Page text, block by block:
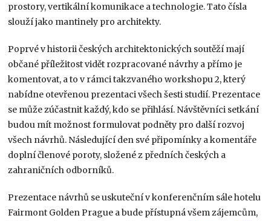
prostory, vertikální komunikace a technologie. Tato čísla
slouží jako mantinely pro architekty.
Poprvé v historii českých architektonických soutěží mají
občané příležitost vidět rozpracované návrhy a přímo je
komentovat, a to v rámci takzvaného workshopu 2, který
nabídne otevřenou prezentaci všech šesti studií. Prezentace
se může zúčastnit každý, kdo se přihlásí. Návštěvníci setkání
budou mít možnost formulovat podněty pro další rozvoj
všech návrhů. Následující den své připomínky a komentáře
doplní členové poroty, složené z předních českých a
zahraničních odborníků.
Prezentace návrhů se uskuteční v konferenčním sále hotelu
Fairmont Golden Prague a bude přístupná všem zájemcům,